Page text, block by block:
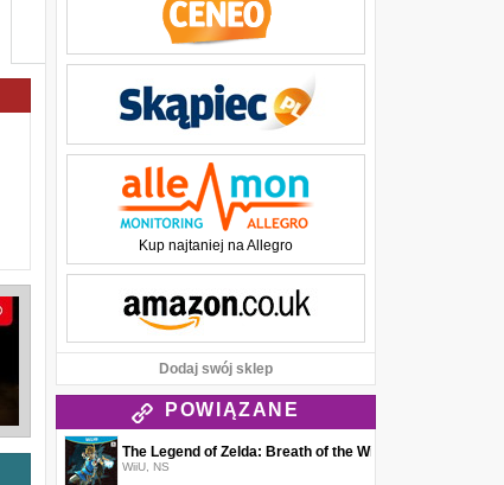
Kup najtaniej na Allegro
Dodaj swój sklep
POWIĄZANE
The Legend of Zelda: Breath of the Wild
WiiU, NS